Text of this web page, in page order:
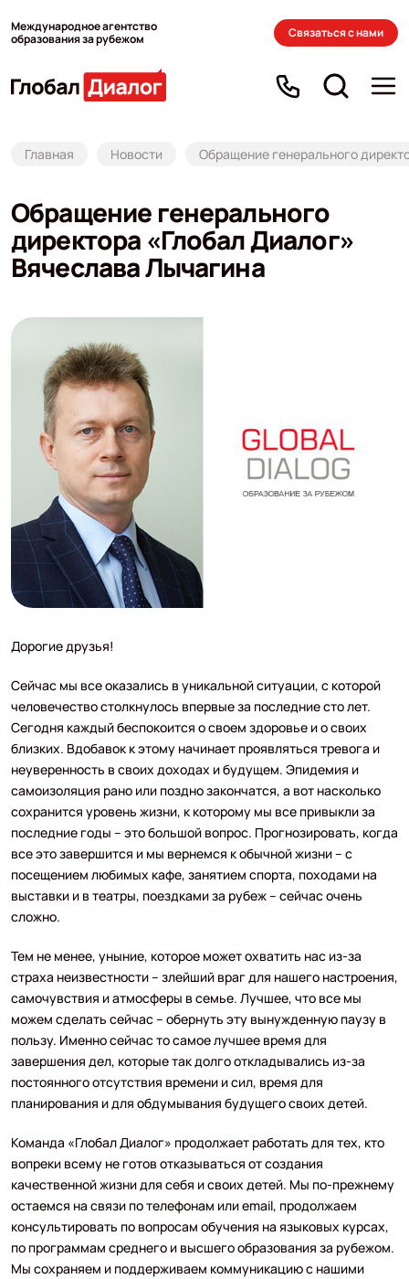
Международное агентство
образования за рубежом
Связаться с нами
Главная Новости Обращение генерального
Обращение генерального
директора «Глобал Диалог»
Вячеслава Лычагина
Дорогие друзья!
Сейчас мы все оказались в уникальной ситуации, с которой
человечество столкнулось впервые за последние сто лет.
Сегодня каждый беспокоится о своем здоровье и о своих
близких. Вдобавок к этому начинает проявляться тревога и
неуверенность в своих доходах и будущем. Эпидемия и
самоизоляция рано или поздно закончатся, а вот насколько
сохранится уровень жизни, к которому мы все привыкли за
последние годы – это большой вопрос. Прогнозировать, когда
все это завершится и мы вернемся к обычной жизни – с
посещением любимых кафе, занятием спорта, походами на
выставки и в театры, поездками за рубеж – сейчас очень
сложно.
Тем не менее, уныние, которое может охватить нас из-за
страха неизвестности – злейший враг для нашего настроения,
самочувствия и атмосферы в семье. Лучшее, что все мы
можем сделать сейчас – обернуть эту вынужденную паузу в
пользу. Именно сейчас то самое лучшее время для
завершения дел, которые так долго откладывались из-за
постоянного отсутствия времени и сил, время для
планирования и для обдумывания будущего своих детей.
Команда «Глобал Диалог» продолжает работать для тех, кто
вопреки всему не готов отказываться от создания
качественной жизни для себя и своих детей. Мы по-прежнему
остаемся на связи по телефонам или email, продолжаем
консультировать по вопросам обучения на языковых курсах,
по программам среднего и высшего образования за рубежом.
Мы сохраняем и поддерживаем коммуникацию с нашими